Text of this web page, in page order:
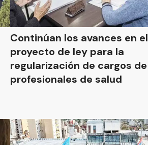
Continúan los avances en el
proyecto de ley para la
regularización de cargos de
profesionales de salud